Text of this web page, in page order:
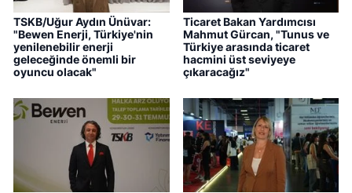
TSKB/Uğur Aydın Ünüvar:
"Bewen Enerji, Türkiye'nin
yenilenebilir enerji
geleceğinde önemli bir
oyuncu olacak"
Ticaret Bakan Yardımcısı
Mahmut Gürcan, "Tunus ve
Türkiye arasında ticaret
hacmini üst seviyeye
çıkaracağız"